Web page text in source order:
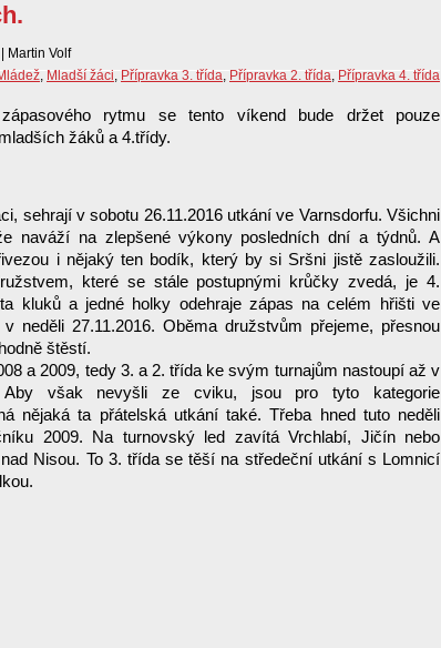
Martin Volf
Mladší žáci Přípravka 3. třída Přípravka 2. třída Přípravka 4. třída
rytmu se tento víkend bude držet pouze
žáků a 4.třídy.
sehrají v sobotu 26.11.2016 utkání ve Varnsdorfu. Všichni
naváží na zlepšené výkony posledních dní a týdnů. A
i nějaký ten bodík, který by si Sršni jistě zasloužili.
které se stále postupnými krůčky zvedá, je 4.
kluků a jedné holky odehraje zápas na celém hřišti ve
v neděli 27.11.2016. Oběma družstvům přejeme, přesnou
štěstí.
a 2009, tedy 3. a 2. třída ke svým turnajům nastoupí až v
Aby však nevyšli ze cviku, jsou pro tyto kategorie
nějaká ta přátelská utkání také. Třeba hned tuto neděli
2009. Na turnovský led zavítá Vrchlabí, Jičín nebo
Nisou. To 3. třída se těší na středeční utkání s Lomnicí